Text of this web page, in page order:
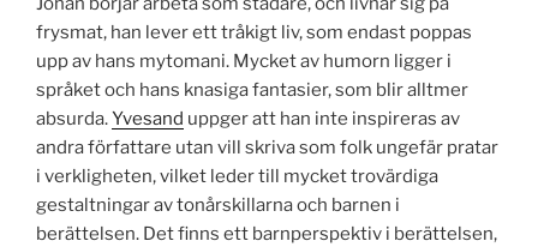
frysmat, han lever ett tråkigt liv, som endast poppas
upp av hans mytomani. Mycket av humorn ligger i
språket och hans knasiga fantasier, som blir alltmer
absurda.Yvesand uppger att han inte inspireras av
andra författare utan vill skriva som folk ungefär pratar
i verkligheten, vilket leder till mycket trovärdiga
gestaltningar av tonårskillarna och barnen i
berättelsen. Det finns ett barnperspektiv i berättelsen,